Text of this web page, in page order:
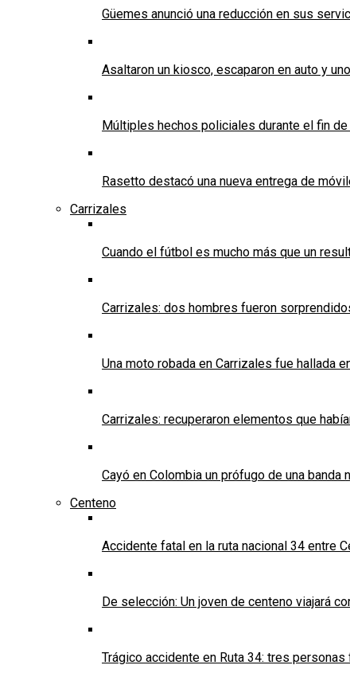
Güemes anunció una reducción en sus
Asaltaron un kiosco, escaparon en auto y
Múltiples hechos policiales durante el fin
Rasetto destacó una nueva entrega de
Carrizales
Cuando el fútbol es mucho más que un
Carrizales: dos hombres fueron
Una moto robada en Carrizales fue hallada
Carrizales: recuperaron elementos que
Cayó en Colombia un prófugo de una banda
Centeno
Accidente fatal en la ruta nacional 34 entre
De selección: Un joven de centeno viajará
Trágico accidente en Ruta 34: tres